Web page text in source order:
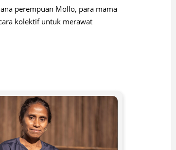
perempuan Mollo, para mama
kolektif untuk merawat